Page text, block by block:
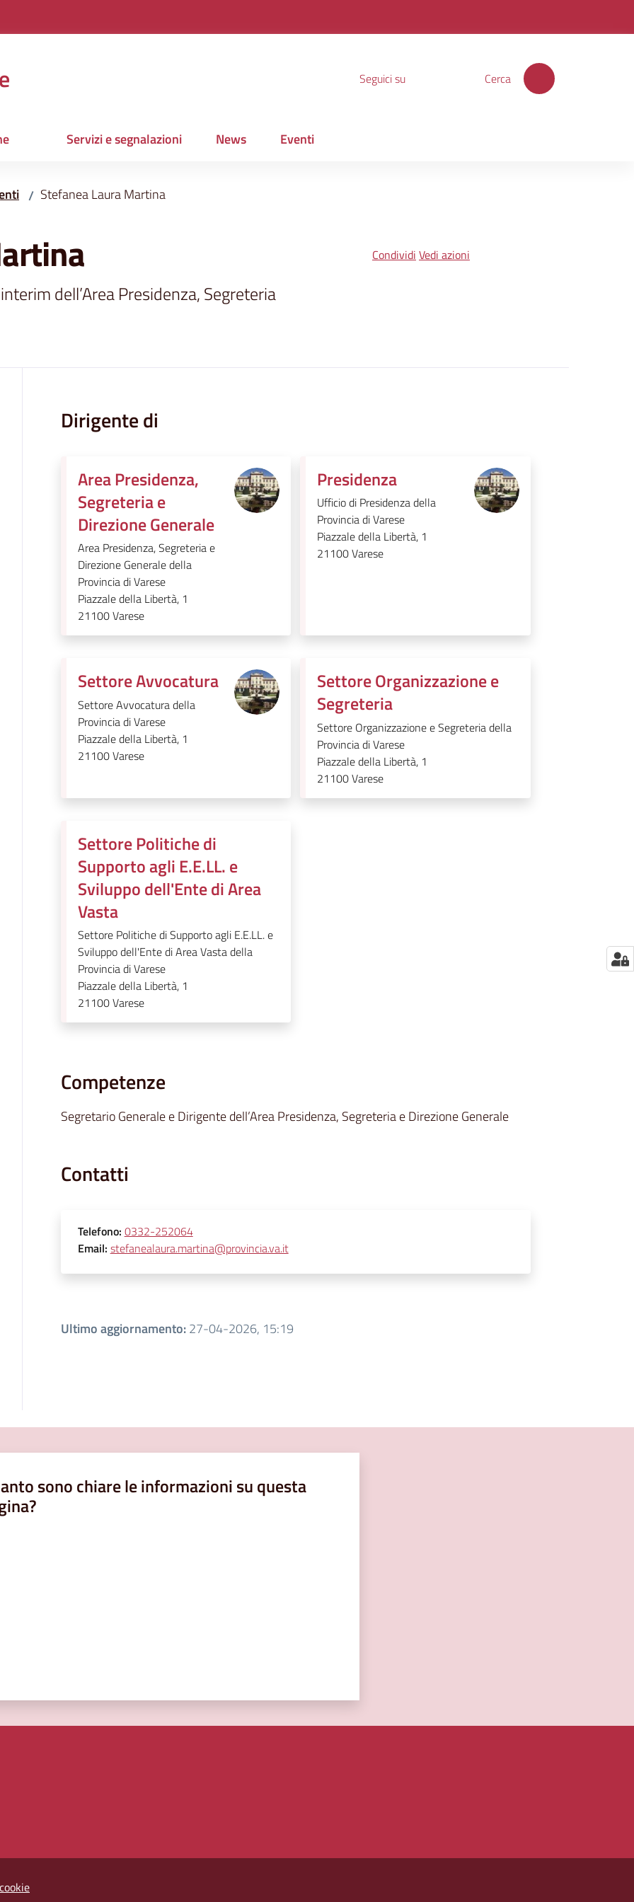
Seguici su Cerca
Servizi e segnalazioni News Eventi
/ Stefanea Laura Martina
dell’Area Presidenza, Segreteria
Condividi Vedi azioni
Dirigente di
Area Presidenza,
Segreteria e
Direzione Generale
Area Presidenza, Segreteria e
Direzione Generale della
Provincia di Varese
Piazzale della Libertà, 1
21100Varese
Presidenza
Ufficio di Presidenza della
Provincia di Varese
Piazzale della Libertà, 1
21100Varese
Settore Avvocatura
Settore Avvocatura della
Provincia di Varese
Piazzale della Libertà, 1
21100Varese
Settore Organizzazione e
Segreteria
Settore Organizzazione e Segreteria della
Provincia di Varese
Piazzale della Libertà, 1
21100Varese
Settore Politiche di
Supporto agli E.E.LL. e
Sviluppo dell'Ente di Area
Vasta
Settore Politiche di Supporto agli E.E.LL. e
Sviluppo dell'Ente di Area Vasta della
Provincia di Varese
Piazzale della Libertà, 1
21100Varese
Competenze
Segretario Generale e Dirigente dell’Area Presidenza, Segreteria e Direzione Generale
Contatti
Telefono: 0332-252064
Email: stefanealaura.martina@provincia.va.it
Ultimo aggiornamento:27-04-2026, 15:19
sono chiare le informazioni su questa